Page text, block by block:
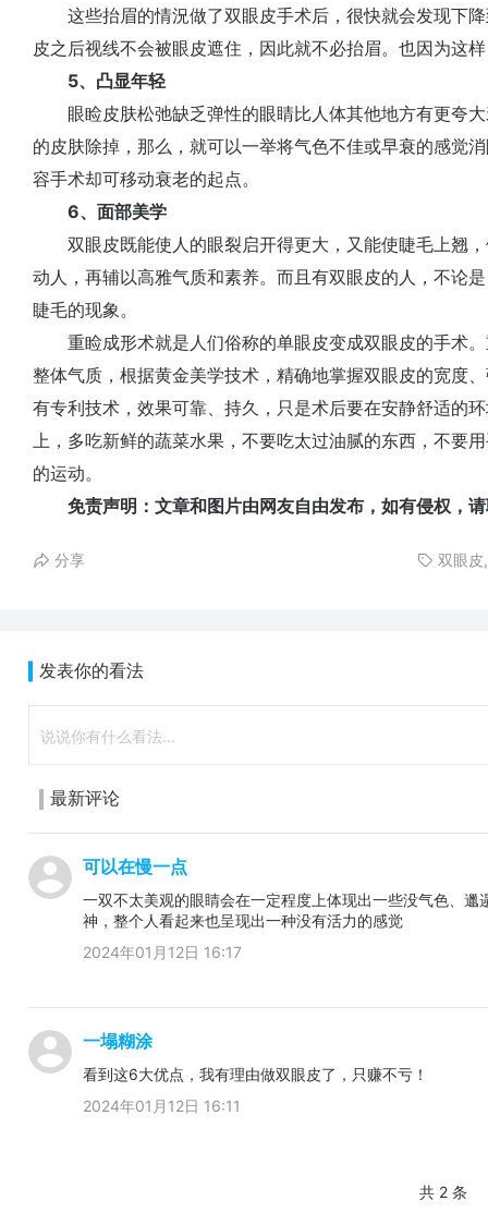
这些抬眉的情況做了双眼皮手术后，很快就会发现下降
皮之后视线不会被眼皮遮住，因此就不必抬眉。也因为这
5、凸显年轻
眼睑皮肤松弛缺乏弹性的眼睛比人体其他地方有更夸大
的皮肤除掉，那么，就可以一举将气色不佳或早衰的感觉
容手术却可移动衰老的起点。
6、面部美学
双眼皮既能使人的眼裂启开得更大，又能使睫毛上翘，
动人，再辅以高雅气质和素养。而且有双眼皮的人，不论
睫毛的现象。
重睑成形术就是人们俗称的单眼皮变成双眼皮的手术。
整体气质，根据黄金美学技术，精确地掌握双眼皮的宽度
有专利技术，效果可靠、持久，只是术后要在安静舒适的
上，多吃新鲜的蔬菜水果，不要吃太过油腻的东西，不要
的运动。
免责声明：文章和图片由网友自由发布，如有侵权，请
分享 双眼皮
发表你的看法
最新评论
可以在慢一点
一双不太美观的眼睛会在一定程度上体现出一些没气色、
神，整个人看起来也呈现出一种没有活力的感觉
2024年01月12日 16:17
一塌糊涂
看到这6大优点，我有理由做双眼皮了，只赚不亏！
2024年01月12日 16:11
共 2 条